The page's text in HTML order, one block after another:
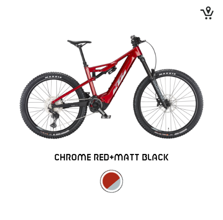
CHROME RED+MATT BLACK